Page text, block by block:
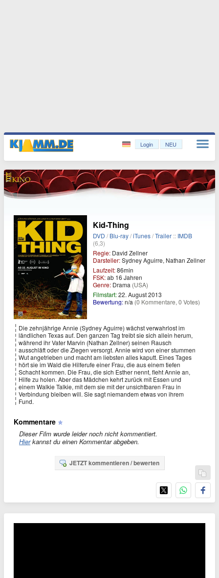
Login NEU
Kid-Thing
DVD /Blu-ray/iTunes/Trailer :: IMDB
(6,3)
Regie: David Zellner
Darsteller:Sydney Aguirre, Nathan Zellner
Laufzeit:86min
FSK:ab 16 Jahren
Genre: Drama (USA)
Filmstart:22. August 2013
Bewertung:n/a (0 Kommentare, 0 Votes)
Die zehnjährige Annie (Sydney Aguirre) wächst verwahrlost im
ländlichen Texas auf. Den ganzen Tag treibt sie sich allein herum,
während ihr Vater Marvin (Nathan Zellner) seinen Rausch
ausschläft oder die Ziegen versorgt. Annie wird von einer stummen
Wut angetrieben und macht am liebsten alles kaputt. Eines Tages
hört sie im Wald die Hilferufe einer Frau, die aus einem tiefen
Schacht kommen. Die Frau, die sich Esther nennt, fleht Annie an,
Hilfe zu holen. Aber das Mädchen kehrt zurück mit Essen und
einem Walkie Talkie, mit dem sie mit der unsichtbaren Frau in
Verbindung bleiben will. Sie sagt niemandem etwas von ihrem
Fund.
Kommentare
Dieser Film wurde leider noch nicht kommentiert.
Hierkannst du einen Kommentar abgeben.
JETZT kommentieren / bewerten